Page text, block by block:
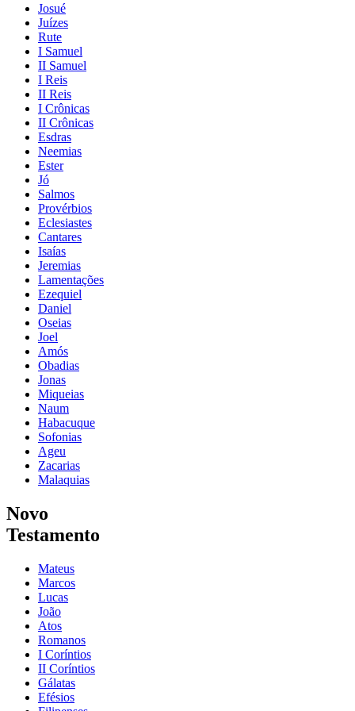
Josué
Juízes
Rute
I Samuel
II Samuel
I Reis
II Reis
I Crônicas
II Crônicas
Esdras
Neemias
Ester
Jó
Salmos
Provérbios
Eclesiastes
Cantares
Isaías
Jeremias
Lamentações
Ezequiel
Daniel
Oseias
Joel
Amós
Obadias
Jonas
Miqueias
Naum
Habacuque
Sofonias
Ageu
Zacarias
Malaquias
Novo
Testamento
Mateus
Marcos
Lucas
João
Atos
Romanos
I Coríntios
II Coríntios
Gálatas
Efésios